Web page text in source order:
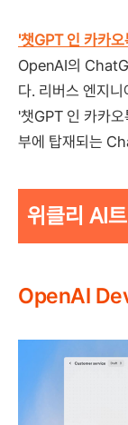
'챗GPT 인 카카
OpenAI의
다. 리버스 엔지
'챗GPT 인 카카
부에 탑재되는
위클리 AI
OpenAI